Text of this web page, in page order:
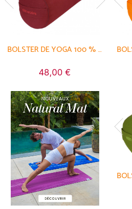
BOLSTER DE YOGA 100 % COTON BIO EPEAUTRE 65 CM X 21 CM
48,00 €
55,00 €
58,00 €